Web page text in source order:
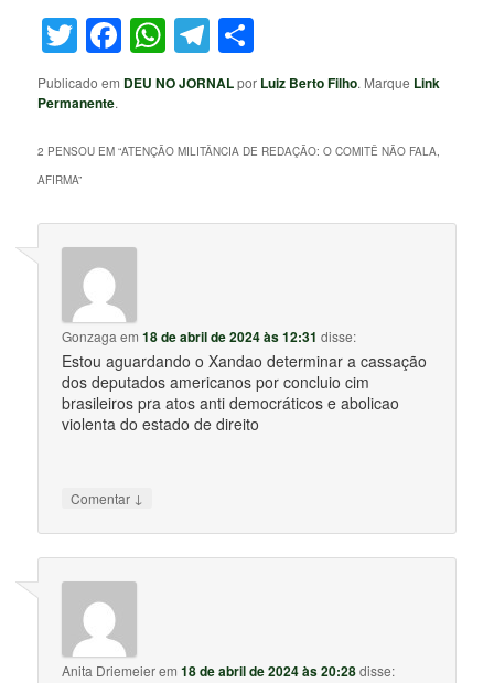
Twitter
Facebook
WhatsApp
Telegram
Publicado em DEU NO JORNALpor Luiz Berto Filho. Marque Link
Permanente.
2 PENSOU EM “ATENÇÃO MILITÂNCIA DE REDAÇÃO: O COMITÊ NÃO FALA,
AFIRMA”
Gonzaga em18 de abril de 2024 às 12:31 disse:
Estou aguardando o Xandao determinar a cassação
dos deputados americanos por concluio cim
brasileiros pra atos anti democráticos e abolicao
violenta do estado de direito
Comentar ↓
Anita Driemeierem18 de abril de 2024 às 20:28disse: